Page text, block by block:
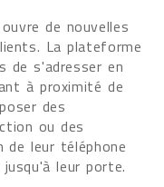
de nouvelles
La plateforme
de s'adresser en
à proximité de
des
ou des
leur téléphone
leur porte.